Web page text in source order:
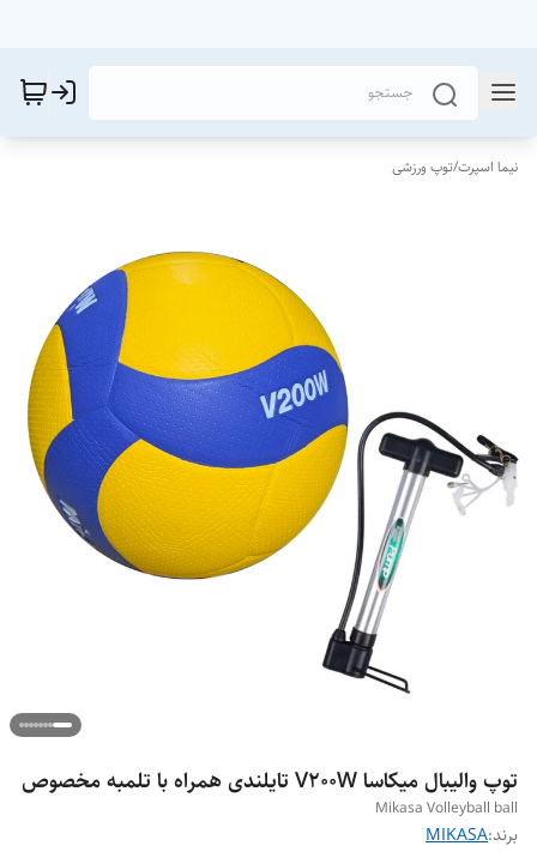
نیما اسپرت/توپ ورزشی
توپ والیبال میکاسا V200W تایلندی همراه با تلمبه مخصوص
Mikasa Volleyball ball
برند:MIKASA